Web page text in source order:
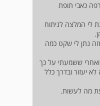
כאבי תופת
לי המלצה לניתוח
כבר לפני 8 שנים וזה נתן לי שקט כמה
ששמעתי על כך
יעזור ובדרך כלל
מה לעשות.